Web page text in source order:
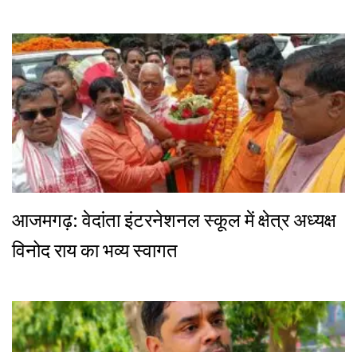
आजमगढ़: वेदांता इंटरनेशनल स्कूल में क्षेत्र अध्यक्ष
विनोद राय का भव्य स्वागत